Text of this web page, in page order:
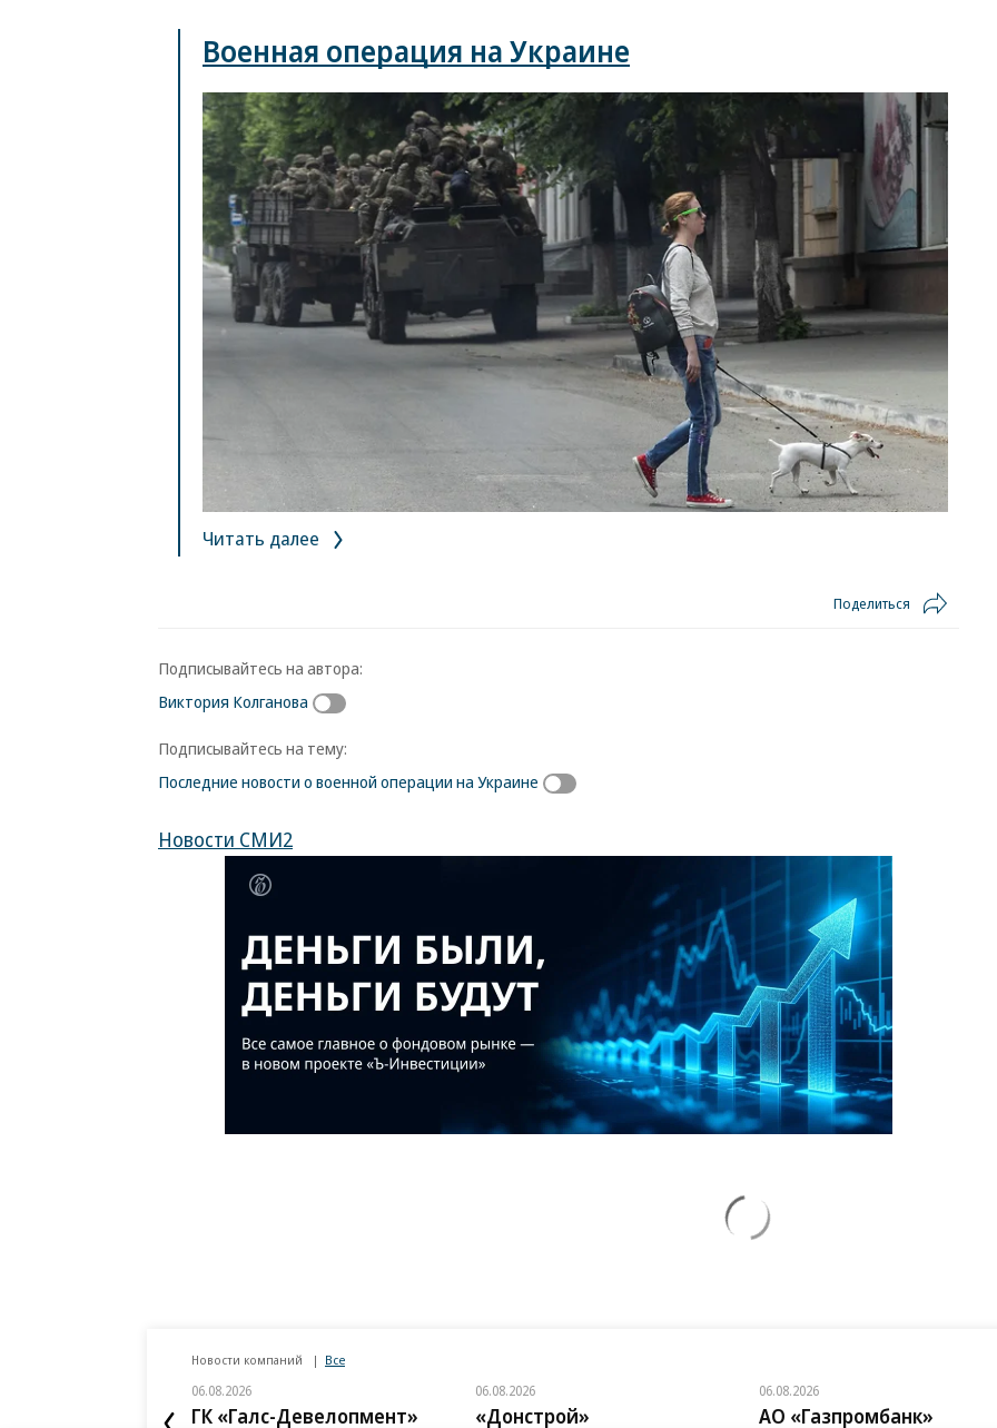
Военная операция на Украине
Читать далее
Поделиться
Подписывайтесь на автора:
Виктория Колганова
Подписывайтесь на тему:
Последние новости о военной операции на Украине
Новости СМИ2
Новости компаний Все
06.08.2026
ГК «Галс-Девелопмент»
06.08.2026
«Донстрой»
06.08.2026
АО «Газпромбанк»